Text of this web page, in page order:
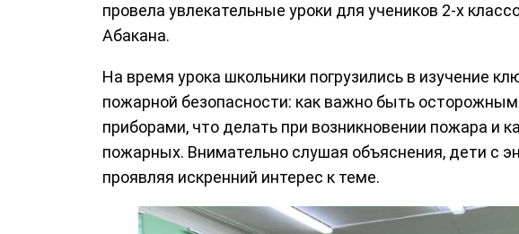
провела увлекательные уроки для учеников 2-х
Абакана.
На время урока школьники погрузились в изучение
пожарной безопасности: как важно быть
приборами, что делать при возникновении пожара и
пожарных. Внимательно слушая объяснения, дети с
проявляя искренний интерес к теме.